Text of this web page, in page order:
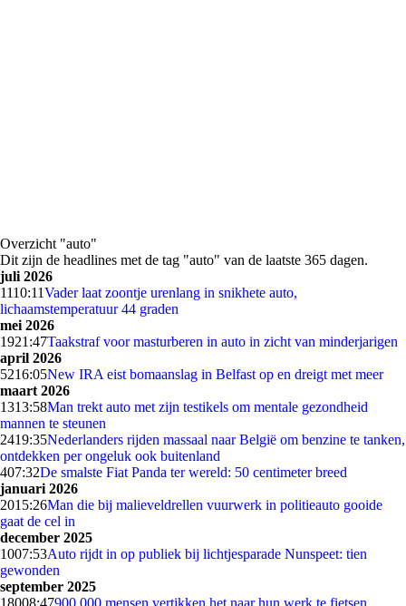
Overzicht "auto"
Dit zijn de headlines met de tag "auto" van de laatste 365 dagen.
juli 2026
1110:11Vader laat zoontje urenlang in snikhete auto,
lichaamstemperatuur 44 graden
mei 2026
1921:47Taakstraf voor masturberen in auto in zicht van minderjarigen
april 2026
5216:05New IRA eist bomaanslag in Belfast op en dreigt met meer
maart 2026
1313:58Man trekt auto met zijn testikels om mentale gezondheid
mannen te steunen
2419:35Nederlanders rijden massaal naar België om benzine te tanken,
ontdekken per ongeluk ook buitenland
407:32De smalste Fiat Panda ter wereld: 50 centimeter breed
januari 2026
2015:26Man die bij malieveldrellen vuurwerk in politieauto gooide
gaat de cel in
december 2025
1007:53Auto rijdt in op publiek bij lichtjesparade Nunspeet: tien
gewonden
september 2025
18008:47900.000 mensen vertikken het naar hun werk te fietsen